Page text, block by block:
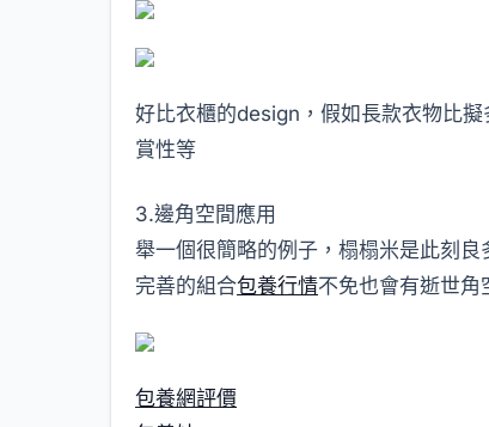
好比衣櫃的design，假如長款衣物比擬
賞性等
3.邊角空間應用
舉一個很簡略的例子，榻榻米是此刻
完善的組合包養行情不免也會有逝世
包養網評價